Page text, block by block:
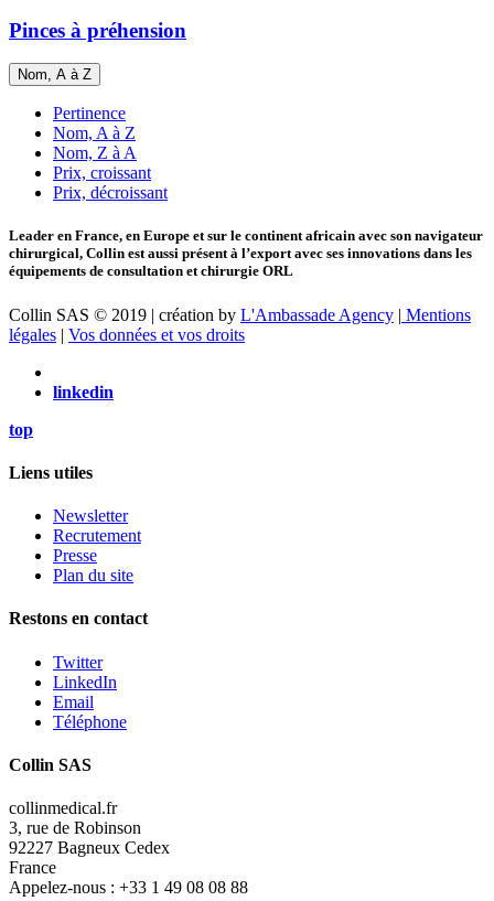
Pinces à préhension
Nom, A à Z
Pertinence
Nom, A à Z
Nom, Z à A
Prix, croissant
Prix, décroissant
Leader en France, en Europe et sur le continent africain avec son navigateur
chirurgical, Collin est aussi présent à l’export avec ses innovations dans les
équipements de consultation et chirurgie ORL
Collin SAS © 2019 | création by L'Ambassade Agency | Mentions
légales | Vos données et vos droits
linkedin
top
Liens utiles
Newsletter
Recrutement
Presse
Plan du site
Restons en contact
Twitter
LinkedIn
Email
Téléphone
Collin SAS
collinmedical.fr
3, rue de Robinson
92227 Bagneux Cedex
France
Appelez-nous : +33 1 49 08 08 88